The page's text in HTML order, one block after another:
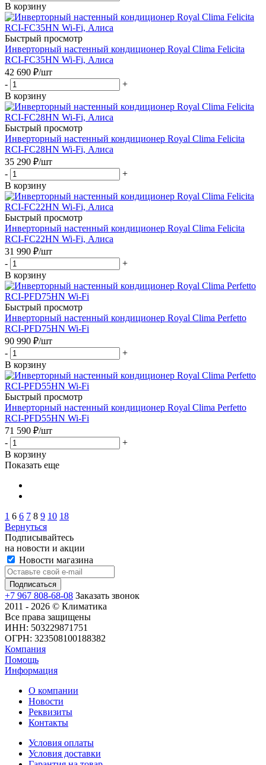
В корзину
Быстрый просмотр
Инверторный настенный кондиционер Royal Clima Felicita
RCI-FC35HN Wi-Fi, Алиса
42 690 ₽/шт
-
+
В корзину
Быстрый просмотр
Инверторный настенный кондиционер Royal Clima Felicita
RCI-FC28HN Wi-Fi, Алиса
35 290 ₽/шт
-
+
В корзину
Быстрый просмотр
Инверторный настенный кондиционер Royal Clima Felicita
RCI-FC22HN Wi-Fi, Алиса
31 990 ₽/шт
-
+
В корзину
Быстрый просмотр
Инверторный настенный кондиционер Royal Clima Perfetto
RCI-PFD75HN Wi-Fi
90 990 ₽/шт
-
+
В корзину
Быстрый просмотр
Инверторный настенный кондиционер Royal Clima Perfetto
RCI-PFD55HN Wi-Fi
71 590 ₽/шт
-
+
В корзину
Показать еще
1 6 6 7 8 9 10 18
Вернуться
Подписывайтесь
на новости и акции
Новости магазина
+7 967 808-68-08 Заказать звонок
2011 - 2026 © Климатика
Все права защищены
ИНН: 503229871751
ОГРН: 323508100188382
Компания
Помощь
Информация
О компании
Новости
Реквизиты
Контакты
Условия оплаты
Условия доставки